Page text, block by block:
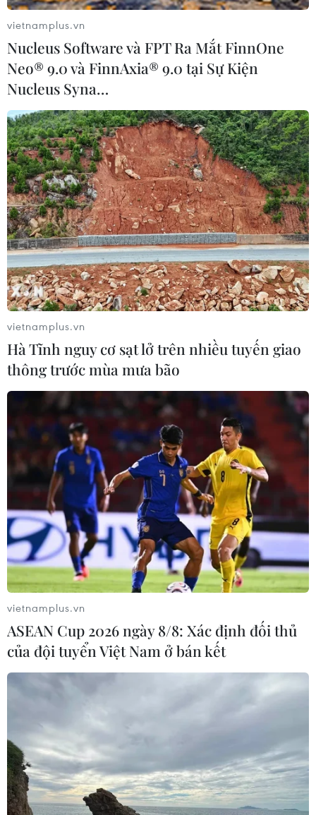
Điện thoại gập Huawei Mate X có nguy cơ
"chết chìm" bởi lệnh cấm vận
21/05/2019 06:08
Việc Mỹ cấm vận và Google cắt giấy phép cập nhật
Android đang đe dọa mẫu điện thoại gập giá 2.000
USD Mate X của Huawei phải nhận "số phận thảm
khốc" ngay trước khi phát hành vào tháng 6 tới.
Huawei chỉ trích hành động của Mỹ đe
dọa hệ thống thương mại
22/05/2019 00:19
Huawei đã lên án điều mà tập đoàn này gọi là "hành
động bắt nạt" của Mỹ, đồng thời kêu gọi các nước châu
Huawei tiếp cận các thị trường và công nghệ.
vietnamplus.vn
Nucleus Software và FPT Ra Mắt FinnOne
Neo® 9.0 và FinnAxia® 9.0 tại Sự Kiện
Nucleus Syna…
vietnamplus.vn
Hà Tĩnh nguy cơ sạt lở trên nhiều tuyến giao
thông trước mùa mưa bão
vietnamplus.vn
ASEAN Cup 2026 ngày 8/8: Xác định đối thủ
của đội tuyển Việt Nam ở bán kết